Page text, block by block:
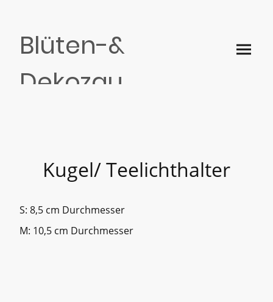
Blüten-&
Dekozau
Kugel/ Teelichthalter
S: 8,5 cm Durchmesser
M: 10,5 cm Durchmesser